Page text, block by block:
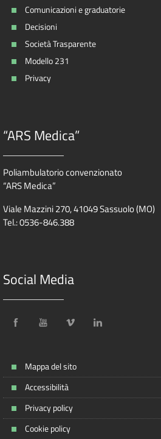
Comunicazioni e graduatorie
Decisioni
Società Trasparente
Modello 231
Privacy
“ARS Medica”
Poliambulatorio convenzionato
“ARS Medica”
Viale Mazzini 270, 41049 Sassuolo (MO)
Tel.: 0536-846.388
Social Media
Mappa del sito
Accessibilità
Privacy policy
Cookie policy